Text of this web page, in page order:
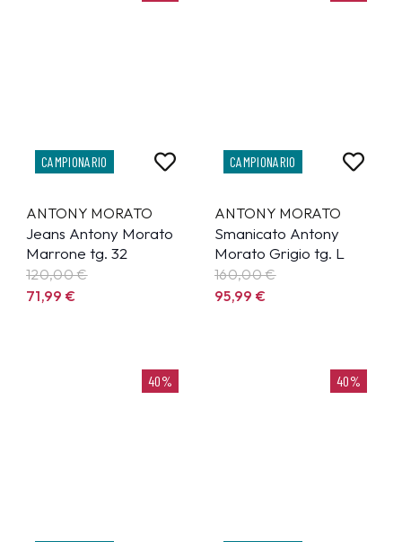
CAMPIONARIO
ANTONY MORATO
Jeans Antony Morato
Marrone tg. 32
120,00 €
71,99€
CAMPIONARIO
ANTONY MORATO
Smanicato Antony
Morato Grigio tg. L
160,00 €
95,99€
40% 40%